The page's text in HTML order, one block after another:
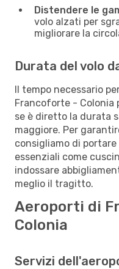
Distendere le
volo alzati per
migliorare la
Durata del volo
Il tempo necessario
Francoforte - Colonia
se è diretto la durata
maggiore. Per
consigliamo di
essenziali come
indossare
meglio il tragitto.
Aeroporti di
Colonia
Servizi